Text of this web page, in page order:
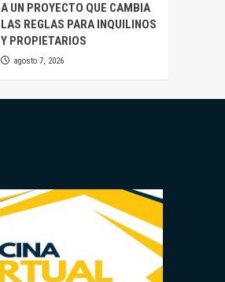
A UN PROYECTO QUE CAMBIA
LAS REGLAS PARA INQUILINOS
Y PROPIETARIOS
agosto 7, 2026